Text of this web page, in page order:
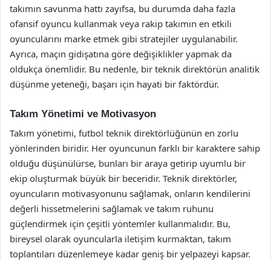
takımın savunma hattı zayıfsa, bu durumda daha fazla
ofansif oyuncu kullanmak veya rakip takımın en etkili
oyuncularını marke etmek gibi stratejiler uygulanabilir.
Ayrıca, maçın gidişatına göre değişiklikler yapmak da
oldukça önemlidir. Bu nedenle, bir teknik direktörün analitik
düşünme yeteneği, başarı için hayati bir faktördür.
Takım Yönetimi ve Motivasyon
Takım yönetimi, futbol teknik direktörlüğünün en zorlu
yönlerinden biridir. Her oyuncunun farklı bir karaktere sahip
olduğu düşünülürse, bunları bir araya getirip uyumlu bir
ekip oluşturmak büyük bir beceridir. Teknik direktörler,
oyuncuların motivasyonunu sağlamak, onların kendilerini
değerli hissetmelerini sağlamak ve takım ruhunu
güçlendirmek için çeşitli yöntemler kullanmalıdır. Bu,
bireysel olarak oyuncularla iletişim kurmaktan, takım
toplantıları düzenlemeye kadar geniş bir yelpazeyi kapsar.